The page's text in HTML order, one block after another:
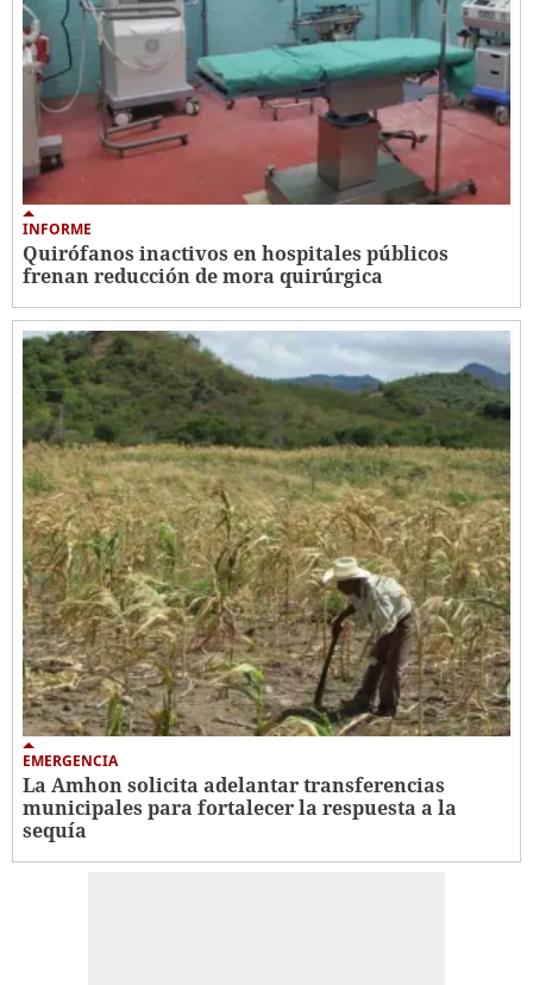
INFORME
Quirófanos inactivos en hospitales públicos
frenan reducción de mora quirúrgica
EMERGENCIA
La Amhon solicita adelantar transferencias
municipales para fortalecer la respuesta a la
sequía